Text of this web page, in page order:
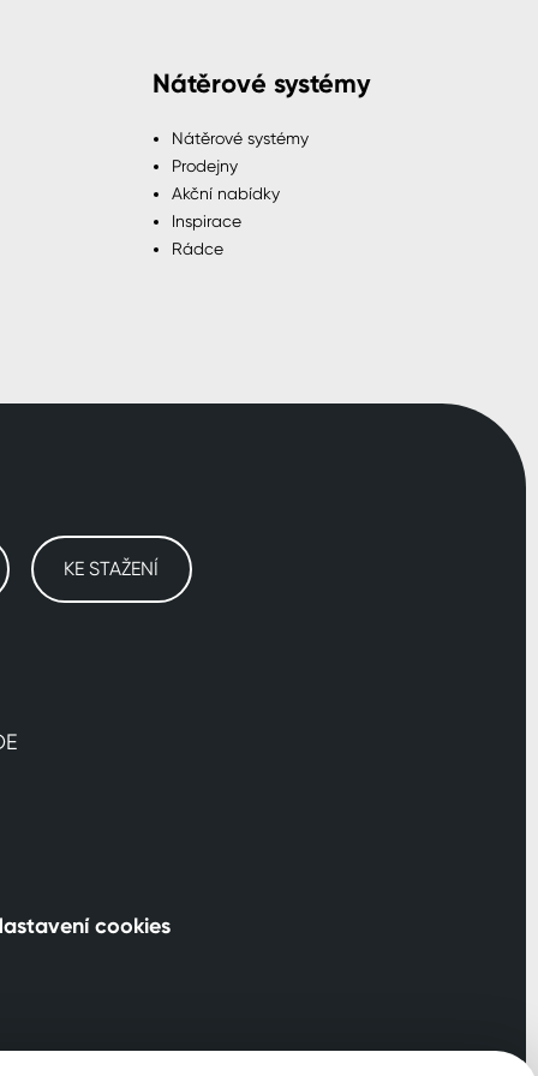
Nátěrové systémy
Nátěrové systémy
Prodejny
Akční nabídky
Inspirace
Rádce
KE STAŽENÍ
cookies